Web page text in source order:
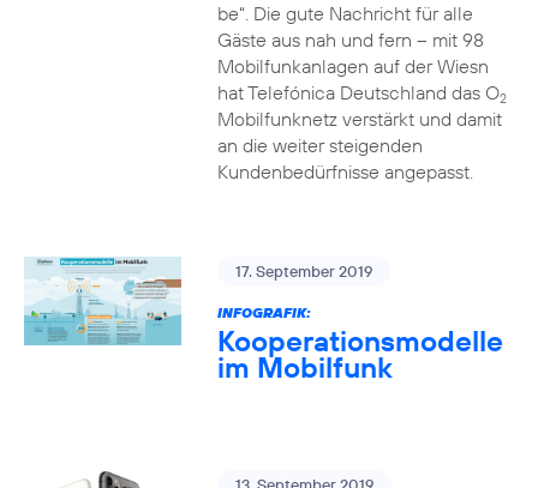
be“. Die gute Nachricht für alle
Gäste aus nah und fern – mit 98
Mobilfunkanlagen auf der Wiesn
hat Telefónica Deutschland das O2
Mobilfunknetz verstärkt und damit
an die weiter steigenden
Kundenbedürfnisse angepasst.
17. September 2019
INFOGRAFIK:
Kooperationsmodelle
im Mobilfunk